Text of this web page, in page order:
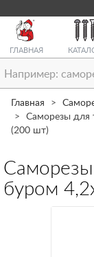
ГЛАВНАЯ
Главная
Саморезы для
(200 шт)
Саморезы
буром